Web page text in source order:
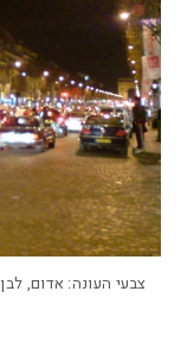
צבעי העונה: אדום,